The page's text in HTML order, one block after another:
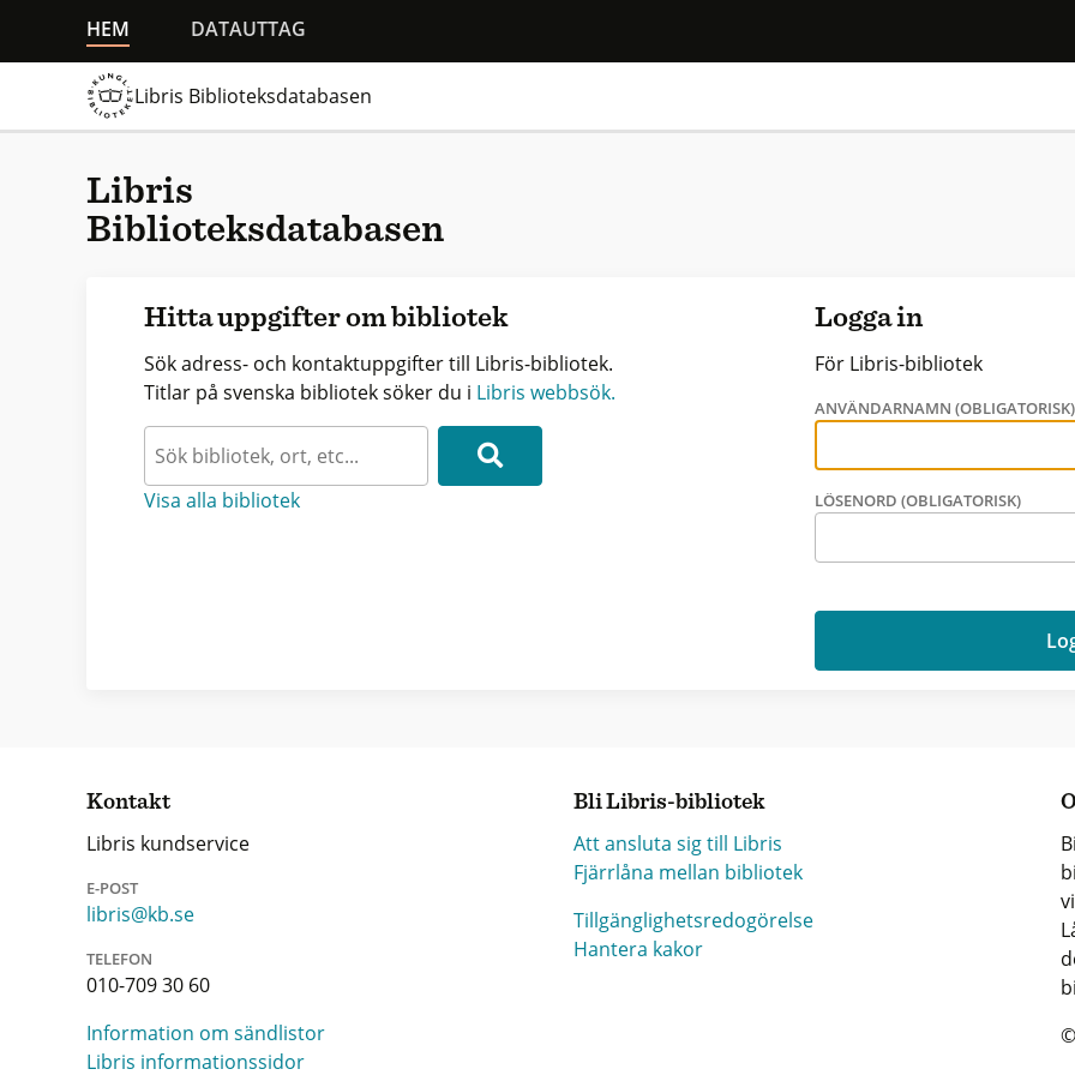
HEM DATAUTTAG
Libris Biblioteksdatabasen
Libris
Biblioteksdatabasen
Hitta uppgifter om bibliotek
Sök adress- och kontaktuppgifter till Libris-bibliotek.
Titlar på svenska bibliotek söker du i Libris webbsök.
Visa alla bibliotek
Logga in
För Libris-bibliotek
ANVÄNDARNAMN (OBLIGATORISK)
LÖSENORD (OBLIGATORISK)
Kontakt
Libris kundservice
E-POST
libris@kb.se
TELEFON
010-709 30 60
Information om sändlistor
Libris informationssidor
Bli Libris-bibliotek
Att ansluta sig till Libris
Fjärrlåna mellan bibliotek
Tillgänglighetsredogörelse
Hantera kakor